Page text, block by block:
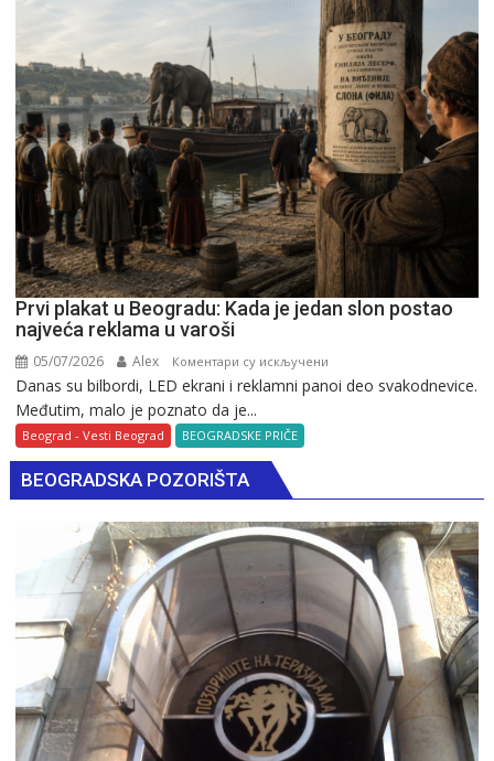
Prvi plakat u Beogradu: Kada je jedan slon postao
najveća reklama u varoši
05/07/2026 Alex Коментари су искључени
Prvi
je
jedan
slon
postao
najveća
reklama
u
varoši
Danas su bilbordi, LED ekrani i reklamni panoi deo svakodnevice.
Međutim, malo je poznato da je...
Beograd - Vesti Beograd BEOGRADSKE PRIČE
BEOGRADSKA POZORIŠTA